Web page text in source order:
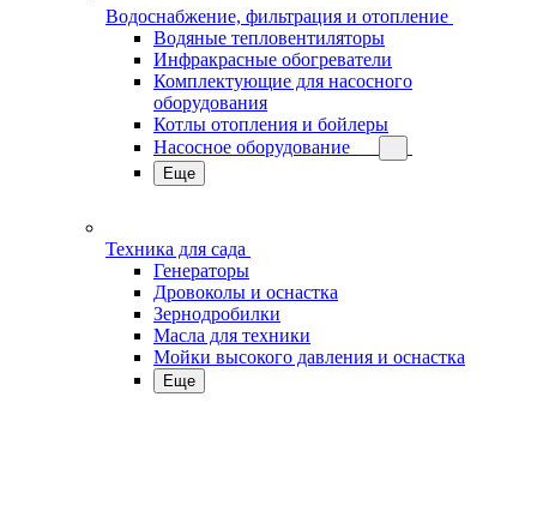
Водоснабжение, фильтрация и отопление
Водяные тепловентиляторы
Инфракрасные обогреватели
Комплектующие для насосного
оборудования
Котлы отопления и бойлеры
Насосное оборудование
Еще
Техника для сада
Генераторы
Дровоколы и оснастка
Зернодробилки
Масла для техники
Мойки высокого давления и оснастка
Еще